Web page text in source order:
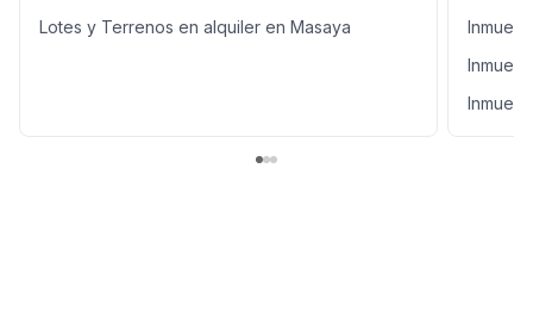
Lotes y Terrenos en alquiler en Masaya